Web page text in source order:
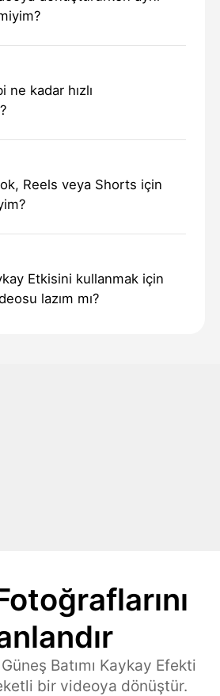
ne kadar hızlı
Reels veya Shorts için
Etkisini kullanmak için
lazım mı?
Batımı Kaykay Efekti
bir videoya dönüştür.